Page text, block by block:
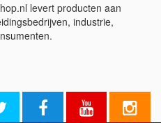
levert producten aan
industrie,